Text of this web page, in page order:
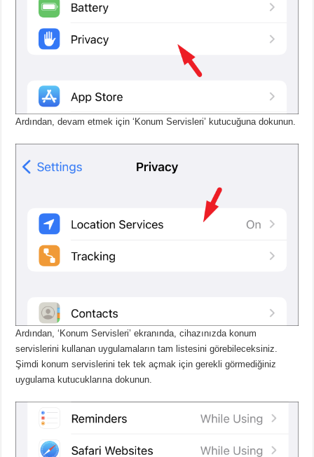
Ardından, devam etmek için ‘Konum Servisleri’ kutucuğuna dokunun.
Ardından, ‘Konum Servisleri’ ekranında, cihazınızda konum
servislerini kullanan uygulamaların tam listesini görebileceksiniz.
Şimdi konum servislerini tek tek açmak için gerekli görmediğiniz
uygulama kutucuklarına dokunun.